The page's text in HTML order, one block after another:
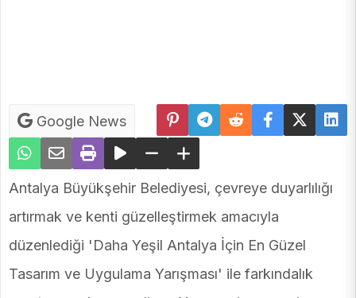
Google News
Antalya Büyükşehir Belediyesi, çevreye duyarlılığı
artırmak ve kenti güzelleştirmek amacıyla
düzenlediği 'Daha Yeşil Antalya İçin En Güzel
Tasarım ve Uygulama Yarışması' ile farkındalık